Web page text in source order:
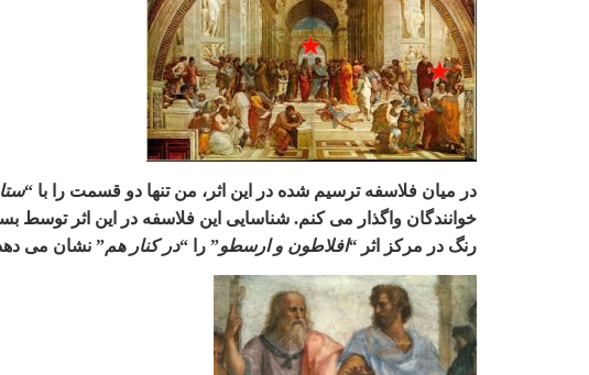
در میان فلاسفه ترسیم شده در این اثر، من تنها دو قسمت را با “
خوانندگان واگذار می کنم. شناسایی این فلاسفه در این اثر
رنگ در مرکز اثر “افلاطون و ارسطو” را “در کنار هم” نشان می